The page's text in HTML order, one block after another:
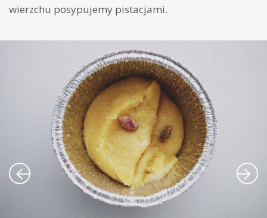
wierzchu posypujemy pistacjami.